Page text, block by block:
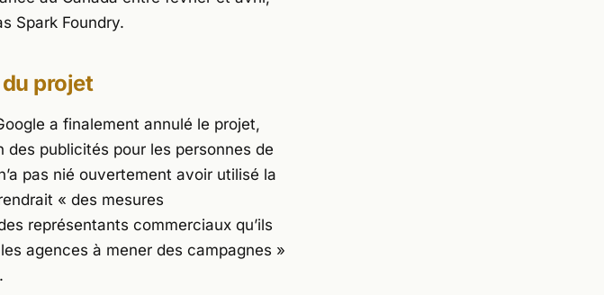
Spark Foundry.
projet
a finalement annulé le projet,
des publicités pour les personnes de
pas nié ouvertement avoir utilisé la
« des mesures
représentants commerciaux qu’ils
agences à mener des campagnes »